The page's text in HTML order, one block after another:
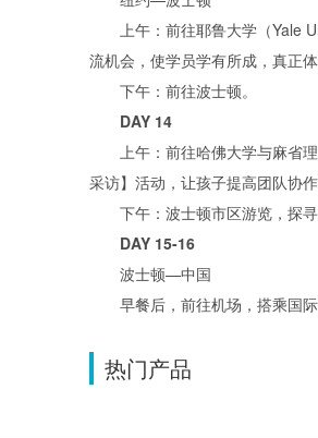
上午：前往耶鲁大学（Yale
流机会，使学员学有所成，真正体
下午：前往波士顿。
DAY 14
上午：前往哈佛大学与麻省理
采访】活动，让孩子提高团队协
下午：波士顿市区游览，探寻
DAY 15-16
波士顿—中国
早餐后，前往机场，搭乘国际
热门产品